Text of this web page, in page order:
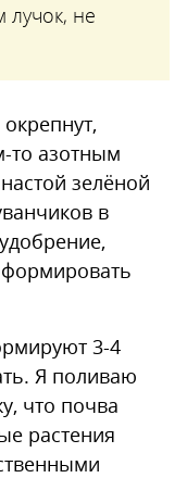
не
то азотным
зелёной
в
3-4
Я поливаю
что почва
растения